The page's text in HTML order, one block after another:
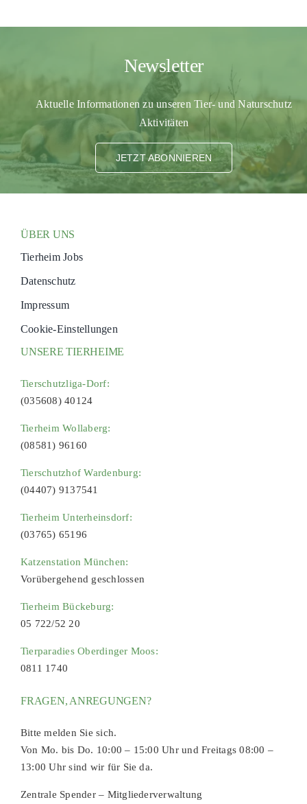
Newsletter
Aktuelle Informationen zu unseren Tier- und Naturschutz
Aktivitäten
JETZT ABONNIEREN
ÜBER UNS
Tierheim Jobs
Datenschutz
Impressum
Cookie-Einstellungen
UNSERE TIERHEIME
Tierschutzliga-Dorf:
(035608) 40124
Tierheim Wollaberg:
(08581) 96160
Tierschutzhof Wardenburg:
(04407) 9137541
Tierheim Unterheinsdorf:
(03765) 65196
Katzenstation München:
Vorübergehend geschlossen
Tierheim Bückeburg:
05 722/52 20
Tierparadies Oberdinger Moos:
0811 1740
FRAGEN, ANREGUNGEN?
Bitte melden Sie sich.
Von Mo. bis Do. 10:00 – 15:00 Uhr und Freitags 08:00 –
13:00 Uhr sind wir für Sie da.
Zentrale Spender – Mitgliederverwaltung